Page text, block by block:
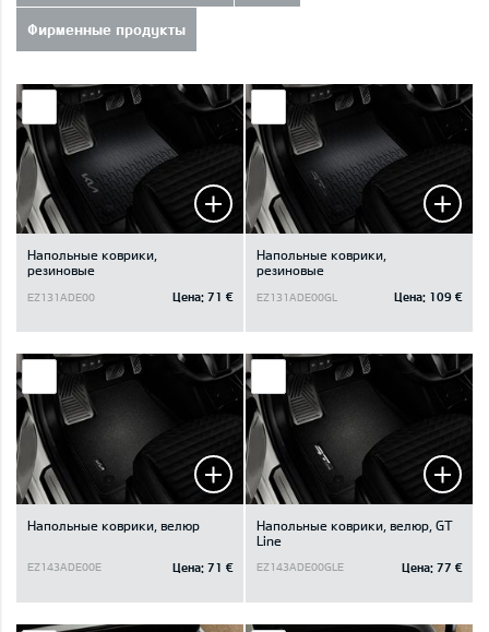
Фирменные продукты
Напольные коврики,
резиновые
EZ131ADE00 Цена: 71 €
Напольные коврики,
резиновые
EZ131ADE00GL Цена: 109 €
Напольные коврики, велюр
EZ143ADE00E Цена: 71 €
Напольные коврики, велюр, GT
Line
EZ143ADE00GLE Цена: 77 €